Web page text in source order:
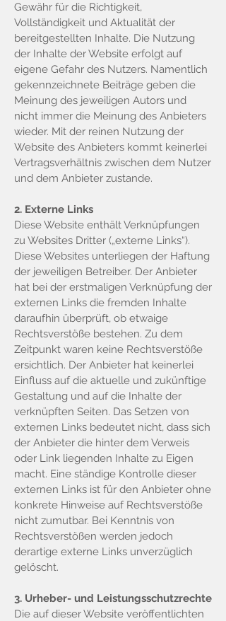
Gewähr für die Richtigkeit,
Vollständigkeit und Aktualität der
bereitgestellten Inhalte. Die Nutzung
der Inhalte der Website erfolgt auf
eigene Gefahr des Nutzers. Namentlich
gekennzeichnete Beiträge geben die
Meinung des jeweiligen Autors und
nicht immer die Meinung des Anbieters
wieder. Mit der reinen Nutzung der
Website des Anbieters kommt keinerlei
Vertragsverhältnis zwischen dem Nutzer
und dem Anbieter zustande.
2. Externe Links
Diese Website enthält Verknüpfungen
zu Websites Dritter („externe Links“).
Diese Websites unterliegen der Haftung
der jeweiligen Betreiber. Der Anbieter
hat bei der erstmaligen Verknüpfung der
externen Links die fremden Inhalte
daraufhin überprüft, ob etwaige
Rechtsverstöße bestehen. Zu dem
Zeitpunkt waren keine Rechtsverstöße
ersichtlich. Der Anbieter hat keinerlei
Einfluss auf die aktuelle und zukünftige
Gestaltung und auf die Inhalte der
verknüpften Seiten. Das Setzen von
externen Links bedeutet nicht, dass sich
der Anbieter die hinter dem Verweis
oder Link liegenden Inhalte zu Eigen
macht. Eine ständige Kontrolle dieser
externen Links ist für den Anbieter ohne
konkrete Hinweise auf Rechtsverstöße
nicht zumutbar. Bei Kenntnis von
Rechtsverstößen werden jedoch
derartige externe Links unverzüglich
gelöscht.
3. Urheber- und Leistungsschutzrechte
Die auf dieser Website veröffentlichten